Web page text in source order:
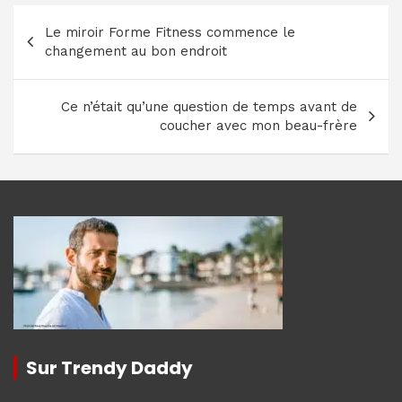
Navigation
de
l’article
Le miroir Forme Fitness commence le
changement au bon endroit
Ce n’était qu’une question de temps avant de
coucher avec mon beau-frère
Sur Trendy Daddy